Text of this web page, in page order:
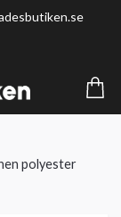
polyester